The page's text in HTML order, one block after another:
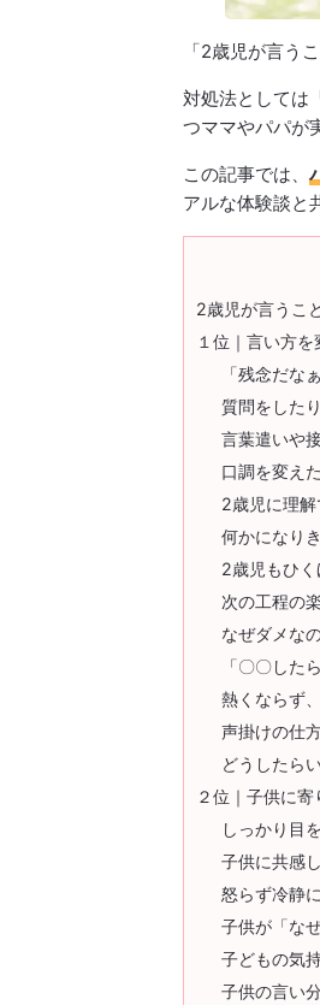
「2歳児が言う
対処法としては
つママやパパが
この記事では、
アルな体験談と
2歳児が言うこ
１位｜言い方
「残念だな
質問をした
言葉遣いや
口調を変え
2歳児に理
何かになり
2歳児もひ
次の工程の
なぜダメな
「〇〇した
熱くならず
声掛けの仕
どうしたら
２位｜子供に寄
しっかり目
子供に共感
怒らず冷静
子供が「な
子どもの気
子供の言い